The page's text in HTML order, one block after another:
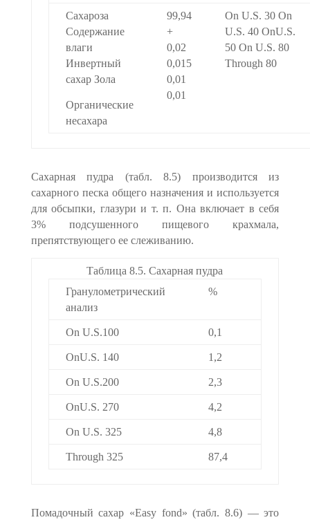
Сахароза
Содержание
влаги
Инвертный
сахар Зола
Органические
несахара
99,94
+
0,02
0,015
0,01
0,01
On U.S. 30 On
U.S. 40 OnU.S.
50 On U.S. 80
Through 80
Сахарная пудра (табл. 8.5) производится из
сахарного песка общего назначения и используется
для обсыпки, глазури и т. п. Она включает в себя
3% подсушенного пищевого крахмала,
препятствующего ее слеживанию.
Таблица 8.5. Сахарная пудра
Гранулометрический
анализ
%
On U.S.100 0,1
OnU.S. 140 1,2
On U.S.200 2,3
OnU.S. 270 4,2
On U.S. 325 4,8
Through 325 87,4
Помадочный сахар «Easy fond» (табл. 8.6) — это